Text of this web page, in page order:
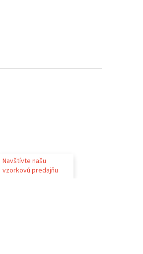
Navštívte našu
vzorkovú predajňu